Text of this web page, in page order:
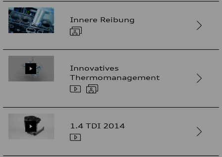
Innere Reibung
Innovatives
Thermomanagement
1.4 TDI 2014